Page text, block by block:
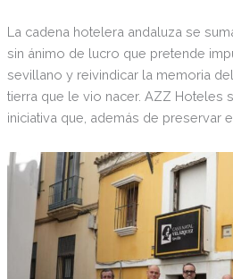
La cadena hotelera andaluza se
sin ánimo de lucro que pretende
sevillano y reivindicar la memoria
tierra que le vio nacer. AZZ Hoteles
iniciativa que, además de preservar
andaluza con acciones divulgativas
tanto al turismo como al público